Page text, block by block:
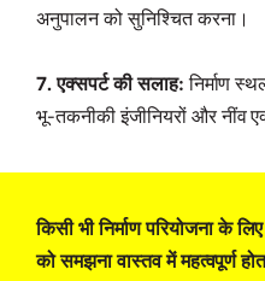
अनुपालन को सुनिश्चित करना।
7. एक्सपर्ट की सलाह: निर्माण
भू-तकनीकी इंजीनियरों और नींव
किसी भी निर्माण परियोजना के
को समझना वास्तव में महत्वपूर्ण